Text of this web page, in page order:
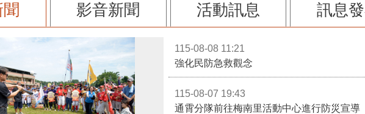
影音新聞 活動訊息 訊息
115-08-08 11:21
強化民防急救觀念
115-08-07 19:43
通霄分隊前往梅南里活動中心進行防災宣導